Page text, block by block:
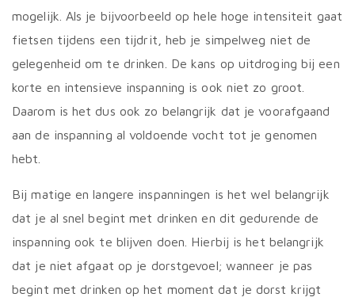
mogelijk. Als je bijvoorbeeld op hele hoge intensiteit gaat
fietsen tijdens een tijdrit, heb je simpelweg niet de
gelegenheid om te drinken. De kans op uitdroging bij een
korte en intensieve inspanning is ook niet zo groot.
Daarom is het dus ook zo belangrijk dat je voorafgaand
aan de inspanning al voldoende vocht tot je genomen
hebt.
Bij matige en langere inspanningen is het wel belangrijk
dat je al snel begint met drinken en dit gedurende de
inspanning ook te blijven doen. Hierbij is het belangrijk
dat je niet afgaat op je dorstgevoel; wanneer je pas
begint met drinken op het moment dat je dorst krijgt